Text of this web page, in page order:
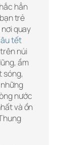
hẳn
trẻ
quay
tết
núi
ầm
sóng,
nước
và ồn